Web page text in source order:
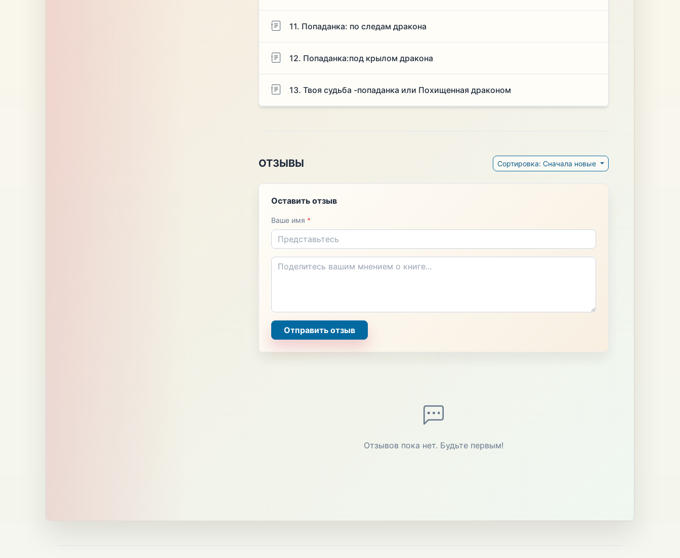
11. Попаданка: по следам дракона
12. Попаданка:под крылом дракона
13. Твоя судьба -попаданка или Похищенная драконом
ОТЗЫВЫ Сортировка: Сначала новые
Оставить отзыв
Ваше имя *
Отправить отзыв
Отзывов пока нет. Будьте первым!